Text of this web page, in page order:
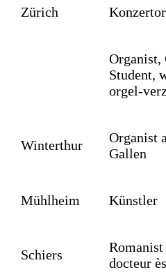
Zürich
Organist,
Student,
orgel-
Winterthur
Organist
Gallen
Mühlheim Künstler
Schiers
docteur